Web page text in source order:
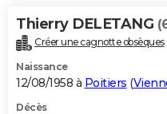
Thierry DELETANG
Créer une cagnotte obsèques
Naissance
12/08/1958 à Poitiers (
Décès